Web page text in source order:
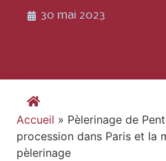
30 mai 2023
Accueil » Pèlerinage de
procession dans Paris et la
pèlerinage